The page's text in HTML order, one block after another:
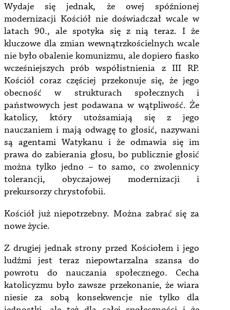
Wydaje się jednak, że owej spóźnionej
modernizacji Kościół nie doświadczał wcale w
latach 90., ale spotyka się z nią teraz. I że
kluczowe dla zmian wewnątrzkościelnych wcale
nie było obalenie komunizmu, ale dopiero fiasko
wcześniejszych prób współistnienia z III RP.
Kościół coraz częściej przekonuje się, że jego
obecność w strukturach społecznych i
państwowych jest podawana w wątpliwość. Że
katolicy, który utożsamiają się z jego
nauczaniem i mają odwagę to głosić, nazywani
są agentami Watykanu i że odmawia się im
prawa do zabierania głosu, bo publicznie głosić
można tylko jedno – to samo, co zwolennicy
tolerancji, obyczajowej modernizacji i
prekursorzy chrystofobii.
Kościół już niepotrzebny. Można zabrać się za
nowe życie.
Z drugiej jednak strony przed Kościołem i jego
ludźmi jest teraz niepowtarzalna szansa do
powrotu do nauczania społecznego. Cecha
katolicyzmu było zawsze przekonanie, że wiara
niesie za sobą konsekwencje nie tylko dla